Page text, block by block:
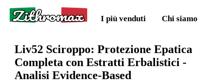
Zithromax I più venduti Chi siamo
Liv52 Sciroppo: Protezione Epatica
Completa con Estratti Erbalistici -
Analisi Evidence-Based